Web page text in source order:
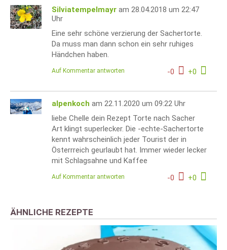
Silviatempelmayr am 28.04.2018 um 22:47
Uhr
Eine sehr schöne verzierung der Sachertorte.
Da muss man dann schon ein sehr ruhiges
Händchen haben.
-0 +0
Auf Kommentar antworten
alpenkoch am 22.11.2020 um 09:22 Uhr
liebe Chelle dein Rezept Torte nach Sacher
Art klingt superlecker. Die -echte-Sachertorte
kennt wahrscheinlich jeder Tourist der in
Österrreich geurlaubt hat. Immer wieder lecker
mit Schlagsahne und Kaffee
-0 +0
Auf Kommentar antworten
ÄHNLICHE REZEPTE